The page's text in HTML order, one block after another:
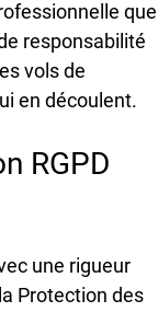
que
responsabilité
vols de
en découlent.
RGPD
une rigueur
Protection des